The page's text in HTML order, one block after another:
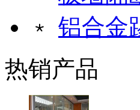
﹡ 铝合金
热销产品